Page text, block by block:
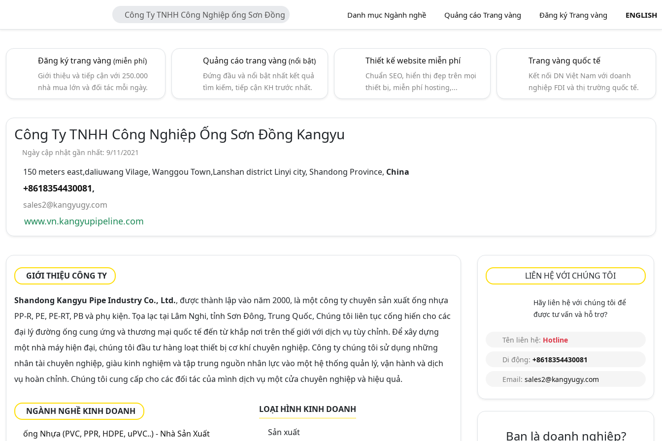
Công Ty TNHH Công Nghiệp ống Sơn Đồng
Kangyu
Danh mục Ngành nghề Quảng cáo Trang vàng Đăng ký Trang vàng ENGLISH
Đăng ký trang vàng (miễn phí)
Giới thiệu và tiếp cận với 250.000
nhà mua lớn và đối tác mỗi ngày.
Quảng cáo trang vàng(nổi bật)
Đứng đầu và nổi bật nhất kết quả
tìm kiếm, tiếp cận KH trước nhất.
Thiết kế website miễn phí
Chuẩn SEO, hiển thị đẹp trên mọi
thiết bị, miễn phí hosting,...
Trang vàng quốc tế
Kết nối DN Việt Nam với doanh
nghiệp FDI và thị trường quốc tế.
Công Ty TNHH Công Nghiệp Ống Sơn Đồng Kangyu
Ngày cập nhật gần nhất: 9/11/2021
150 meters east,daliuwang Vilage, Wanggou Town,Lanshan district Linyi city, Shandong Province, China
+8618354430081,
sales2@kangyugy.com
www.vn.kangyupipeline.com
GIỚI THIỆU CÔNG TY
Shandong Kangyu Pipe Industry Co., Ltd., được thành lập vào năm 2000, là một công ty chuyên sản xuất ống nhựa
PP-R, PE, PE-RT, PB và phụ kiện. Tọa lạc tại Lâm Nghi, tỉnh Sơn Đông, Trung Quốc, Chúng tôi liên tục cống hiến cho các
đại lý đường ống cung ứng và thương mại quốc tế đến từ khắp nơi trên thế giới với dịch vụ tùy chỉnh. Để xây dựng
một nhà máy hiện đại, chúng tôi đầu tư hàng loạt thiết bị cơ khí chuyên nghiệp. Công ty chúng tôi sử dụng những
nhân tài chuyên nghiệp, giàu kinh nghiệm và tập trung nguồn nhân lực vào một hệ thống quản lý, vận hành và dịch
vụ hoàn chỉnh. Chúng tôi cung cấp cho các đối tác của mình dịch vụ một cửa chuyên nghiệp và hiệu quả.
NGÀNH NGHỀ KINH DOANH
ống Nhựa (PVC, PPR, HDPE, uPVC..) - Nhà Sản Xuất
LOẠI HÌNH KINH DOANH
Sản xuất
LIÊN HỆ VỚI CHÚNG TÔI
Hãy liên hệ với chúng tôi để
được tư vấn và hỗ trợ?
Tên liên hệ: Hotline
Di động: +8618354430081
Email: sales2@kangyugy.com
Bạn là doanh nghiệp?